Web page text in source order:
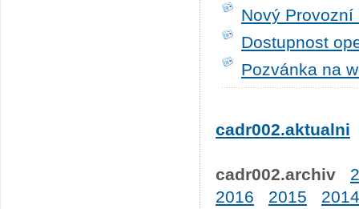
Nový
Dostupnost
Pozvánka na
cadr002.aktualni
cadr002.archiv
2016
2015 2014